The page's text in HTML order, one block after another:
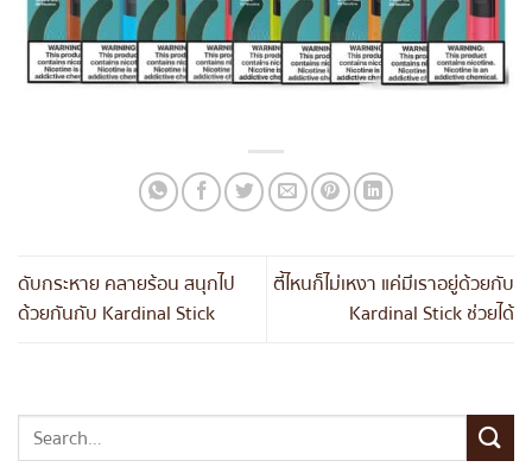
ดับกระหาย คลายร้อน สนุกไป
ด้วยกันกับ Kardinal Stick
ตี้ไหนก็ไม่เหงา แค่มีเราอยู่ด้วยกับ
Kardinal Stick ช่วยได้